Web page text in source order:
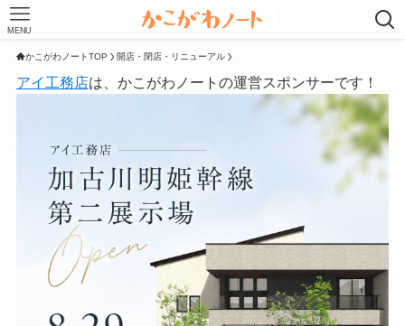
MENU
かこがわノートTOP 開店・閉店・リニューアル
アイ工務店は、かこがわノートの運営スポンサーです！